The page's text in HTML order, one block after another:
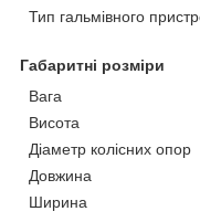
Тип гальмівного
Габаритні розміри
Вага
Висота
Діаметр колісних опор
Довжина
Ширина